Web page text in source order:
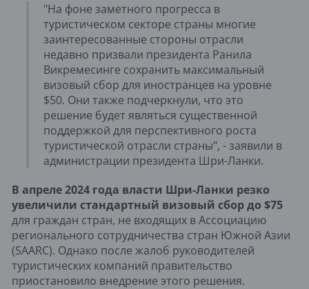
"На фоне заметного прогресса в
туристическом секторе страны многие
заинтересованные стороны отрасли
недавно призвали президента Ранила
Викремесинге сохранить максимальный
визовый сбор для иностранцев на уровне
$50. Они также подчеркнули, что это
решение будет являться существенной
поддержкой для перспективного роста
туристической отрасли страны", - заявили в
администрации президента Шри-Ланки.
В апреле 2024 года власти Шри-Ланки резко
увеличили стандартный визовый сбор до $75
для граждан стран, не входящих в Ассоциацию
регионального сотрудничества стран Южной Азии
(SAARC). Однако после жалоб руководителей
туристических компаний правительство
приостановило внедрение этого решения.